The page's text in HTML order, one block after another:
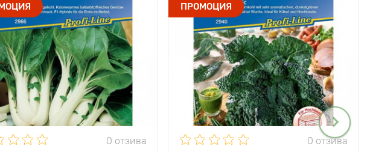
0 отзива
ПРОМОЦИЯ
0 отзива